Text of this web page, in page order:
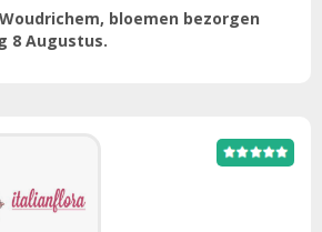
bloemen bezorgen
8 Augustus.